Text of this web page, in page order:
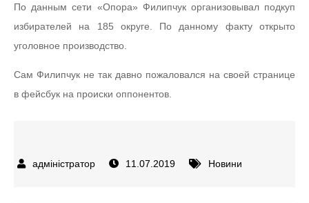
По данным сети «Опора» Филипчук организовывал подкуп
избирателей на 185 округе. По данному факту открыто
уголовное производство.
Сам Филипчук не так давно пожаловался на своей странице
в фейсбук на происки оппонентов.
11.07.2019 Новини